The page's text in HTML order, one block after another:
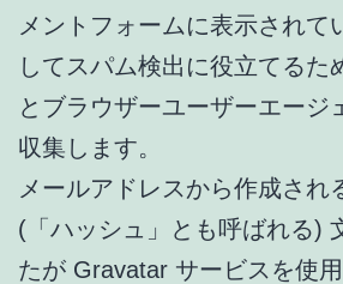
メントフォームに表示されて
してスパム検出に役立てるた
とブラウザーユーザーエージ
収集します。
メールアドレスから作成され
(「ハッシュ」とも呼ばれる)
たが Gravatar サービスを使